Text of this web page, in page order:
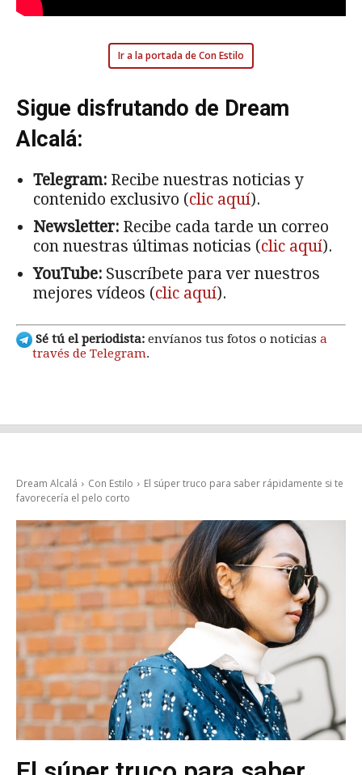
Ir a la portada de Con Estilo
Sigue disfrutando de Dream
Alcalá:
Telegram: Recibe nuestras noticias y
contenido exclusivo (clic aquí).
Newsletter: Recibe cada tarde un correo
con nuestras últimas noticias (clic aquí).
YouTube: Suscríbete para ver nuestros
mejores vídeos (clic aquí).
Sé tú el periodista: envíanos tus fotos o noticias a
través de Telegram.